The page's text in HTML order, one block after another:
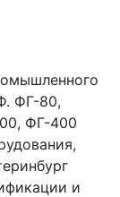
ФГ-80,
ФГ-400
и